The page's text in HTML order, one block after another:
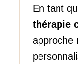
En tant
thérapie
approche